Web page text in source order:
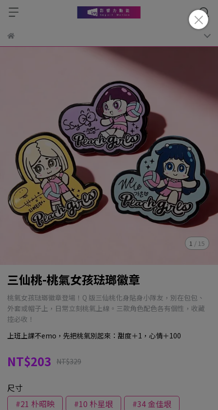
1 / 15
三仙桃-桃氣女孩琺瑯徽章
桃氣女孩琺瑯徽章登場！Q 版三仙桃化身貼身小隊友，別在包包、
外套或帽子上，日常立刻桃氣上線。三款角色配色各有個性，收藏
控必收！
上班上課不emo，先把桃氣別起來：甜度＋1，心情＋100
NT$203 NT$329
尺寸
#21 朴昭映
#10 朴星垠 #34 金佳垠